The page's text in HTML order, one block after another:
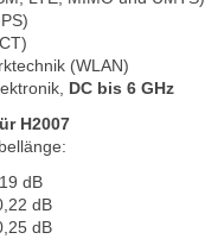
(WLAN)
DC bis 6 GHz
H2007
dB
dB
dB